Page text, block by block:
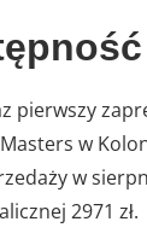
pierwszy
w
w
2971 zł.